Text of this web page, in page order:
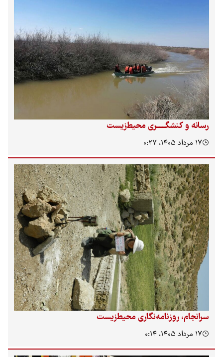
رسانه و کنشگــــــری محیط‌زیست
۱۷ مرداد ۱۴۰۵، ۰:۲۷
سرانجام، روزنامه‌نگاری محیط‌زیست
۱۷ مرداد ۱۴۰۵، ۰:۱۴